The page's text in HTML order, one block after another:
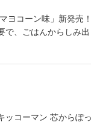
ヨコーン味」新発売！
で、ごはんからしみ出
ッコーマン 芯からぽっ